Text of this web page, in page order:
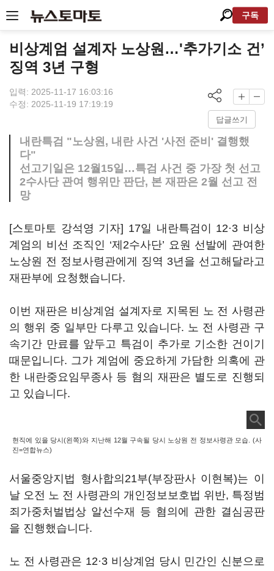
구독
비상계엄 설계자 노상원…'추가기소 건’
징역 3년 구형
입력: 2025-11-17 16:03:16
수정: 2025-11-19 17:19:19
답글쓰기
내란특검 "노상원, 내란 사건 '사전 준비' 결행했
다"
선고기일은 12월15일…특검 사건 중 가장 첫 선고
2수사단 관여 행위만 판단, 본 재판은 2월 선고 전
망
[스토마토 강석영 기자] 17일 내란특검이 12·3 비상
계엄의 비선 조직인 ‘제2수사단’ 요원 선발에 관여한
노상원 전 정보사령관에게 징역 3년을 선고해달라고
재판부에 요청했습니다.
이번 재판은 비상계엄 설계자로 지목된 노 전 사령관
의 행위 중 일부만 다루고 있습니다. 노 전 사령관 구
속기간 만료를 앞두고 특검이 추가로 기소한 건이기
때문입니다. 그가 계엄에 중요하게 가담한 의혹에 관
한 내란중요임무종사 등 혐의 재판은 별도로 진행되
고 있습니다.
현직에 있을 당시(왼쪽)와 지난해 12월 구속될 당시 노상원 전 정보사령관 모습. (사
진=연합뉴스)
서울중앙지법 형사합의21부(부장판사 이현복)는 이
날 오전 노 전 사령관의 개인정보보호법 위반, 특정범
죄가중처벌법상 알선수재 등 혐의에 관한 결심공판
을 진행했습니다.
노 전 사령관은 12·3 비상계엄 당시 민간인 신분으로